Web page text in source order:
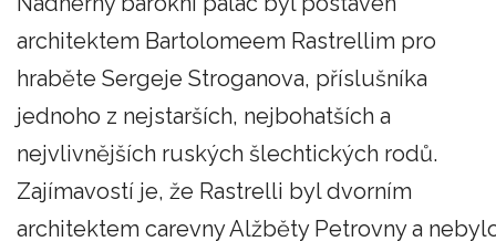
architektem Bartolomeem Rastrellim pro
hraběte Sergeje Stroganova, příslušníka
jednoho z nejstarších, nejbohatších a
nejvlivnějších ruských šlechtických rodů.
Zajímavostí je, že Rastrelli byl dvorním
architektem carevny Alžběty Petrovny a